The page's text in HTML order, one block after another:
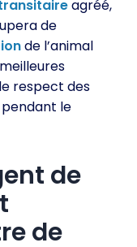
agréé,
de
de l’animal
respect des
le
de
de